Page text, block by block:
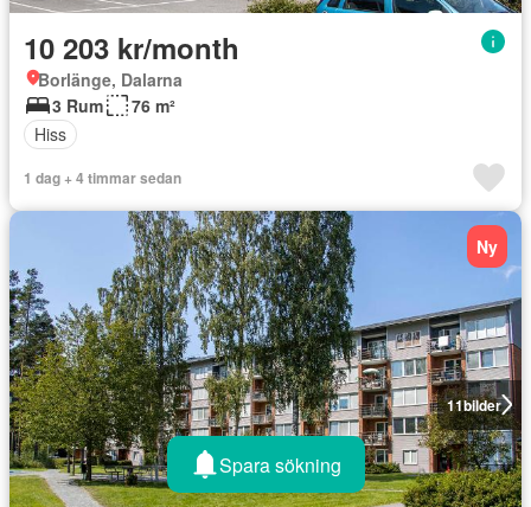
10 203 kr/month
Borlänge, Dalarna
3 Rum
76 m²
Hiss
1 dag + 4 timmar sedan
11bilder
Ny
Spara sökning